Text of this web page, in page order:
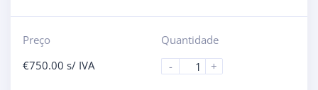
Preço
€750.00 s/ IVA
Quantidade
-
+